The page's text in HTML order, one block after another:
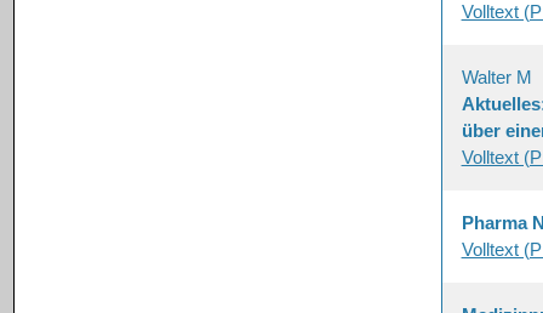
Volltext
Walter M
über
Volltext
Pharma
Volltext